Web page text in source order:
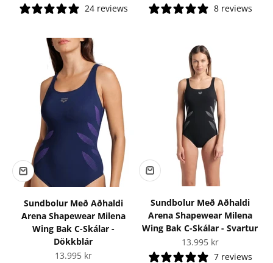
24 reviews
8 reviews
Sundbolur Með Aðhaldi
Arena Shapewear Milena
Wing Bak C-Skálar -
Dökkblár
Tilboðsverð
13.995 kr
Sundbolur Með Aðhaldi
Arena Shapewear Milena
Wing Bak C-Skálar - Svartur
Tilboðsverð
13.995 kr
7 reviews